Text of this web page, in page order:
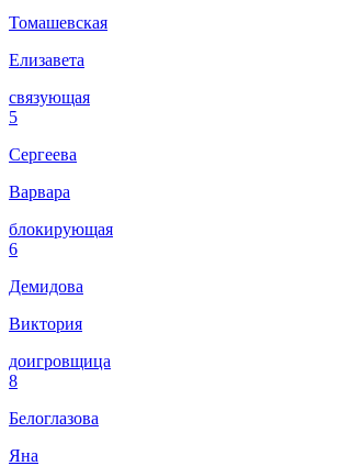
Томашевская
Елизавета
связующая
5
Сергеева
Варвара
блокирующая
6
Демидова
Виктория
доигровщица
8
Белоглазова
Яна